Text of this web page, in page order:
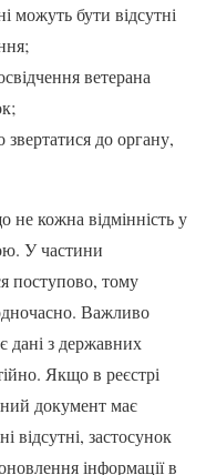
можуть бути відсутні
ветерана
до органу,
не кожна відмінність у
У частини
поступово, тому
Важливо
дані з державних
Якщо в реєстрі
документ має
відсутні, застосунок
інформації в